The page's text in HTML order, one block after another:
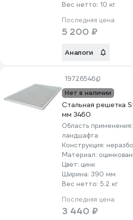
Вес нетто: 10 кг
Последняя цена
5 200 ₽
Аналоги
19726546
Нет в наличии
Стальная решетка
мм 3460
Область применения:
ландшафта
Конструкция:
Материал:
Цвет: цинк
Ширина: 390 мм
Вес нетто: 5.2 кг
Последняя цена
3 440 ₽